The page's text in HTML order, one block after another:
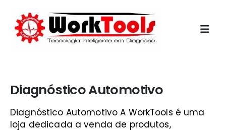
Diagnóstico Automotivo
Diagnóstico Automotivo A WorkTools é uma
loja dedicada a venda de produtos,